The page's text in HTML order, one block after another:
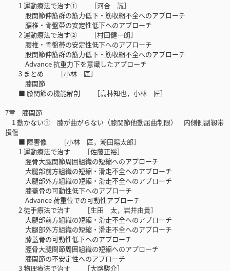
1 運動療法で治す① ［河合 誠］
股関節伸筋群の筋力低下・筋収縮不全へのアプローチ
腰椎・骨盤帯の安定性低下へのアプローチ
2 運動療法で治す② ［村田健一朗］
腰椎・骨盤帯の安定性低下へのアプローチ
股関節伸筋群の筋力低下・筋収縮不全へのアプローチ
Advance 抗重力下を意識したアプローチ
3 まとめ ［小林 匠］
膝関節
■ 膝関節の機能解剖 ［高林知也，小林 匠］
7章 膝関節
1 動かない① 膝が曲がらない（膝関節他動屈曲制限） 内側側副靱帯
損傷
■ 障害像 ［小林 匠，潮田陽太郎］
1 運動療法で治す ［佐藤正裕］
脛骨大腿関節周囲組織の短縮へのアプローチ
大腿部前方組織の短縮・滑走不全へのアプローチ
大腿部外方組織の短縮・滑走不全へのアプローチ
膝蓋骨の可動性低下へのアプローチ
Advance 荷重位での可動性アプローチ
2 徒手療法で治す ［生田 太，岩井由貴］
大腿部前方組織の短縮・滑走不全へのアプローチ
大腿部外方組織の短縮・滑走不全へのアプローチ
膝蓋骨の可動性低下へのアプローチ
脛骨大腿関節周囲組織の短縮へのアプローチ
膝関節の不安定性へのアプローチ
3 物理療法で治す ［大路駿介］